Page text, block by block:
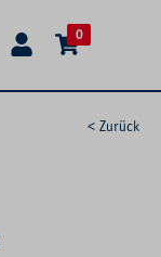
0
< Zurück